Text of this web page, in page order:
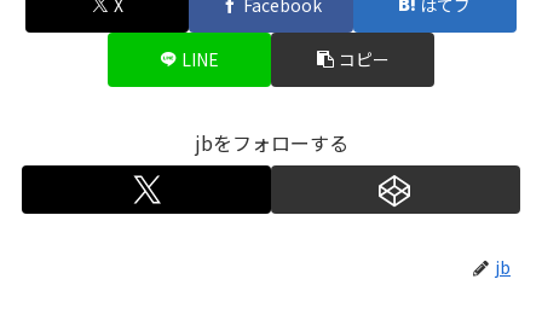
LINE コピー
jbをフォローする
jb